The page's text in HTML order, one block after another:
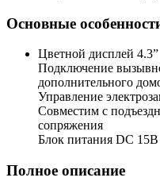
Основные
Цветной дисплей 4.3”
Подключение
дополнительного
Управление
Совместим с
сопряжения
Блок питания DC 15В
Полное описание